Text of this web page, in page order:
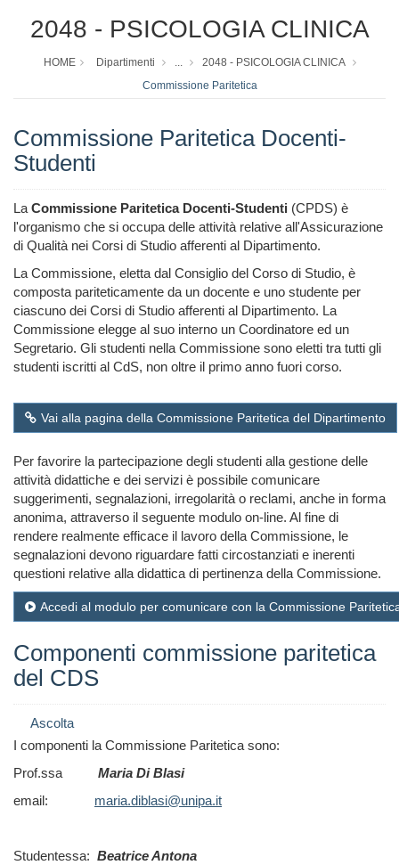
2048 - PSICOLOGIA CLINICA
HOME Dipartimenti ...
2048 - PSICOLOGIA CLINICA
Commissione Paritetica
Commissione Paritetica Docenti-
Studenti
LaCommissione Paritetica Docenti-Studenti (CPDS) è
l'organismo che si occupa delle attività relative all'Assicurazione
di Qualità nei Corsi di Studio afferenti al Dipartimento.
La Commissione, eletta dal Consiglio del Corso di Studio, è
composta pariteticamente da un docente e uno studente per
ciascuno dei Corsi di Studio afferenti al Dipartimento. La
Commissione elegge al suo interno un Coordinatore ed un
Segretario. Gli studenti nella Commissione sono eletti tra tutti gli
studenti iscritti al CdS, non oltre il primo anno fuori corso.
Vai alla pagina della Commissione Paritetica del Dipartimento
Per favorire la partecipazione degli studenti alla gestione delle
attività didattiche e dei servizi è possibile comunicare
suggerimenti, segnalazioni, irregolarità o reclami, anche in forma
anonima, attraverso il seguente modulo on-line. Al fine di
rendere realmente efficace il lavoro della Commissione, le
segnalazioni devono riguardare fatti circostanziati e inerenti
questioni relative alla didattica di pertinenza della Commissione.
Accedi al modulo per comunicare con la Commissione
Componenti commissione paritetica
del CDS
Ascolta
I componenti la Commissione Paritetica sono:
Prof.ssa Maria Di Blasi
email: maria.diblasi@unipa.it
Studentessa: Beatrice Antona